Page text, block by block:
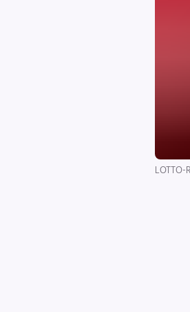
LOTTO-